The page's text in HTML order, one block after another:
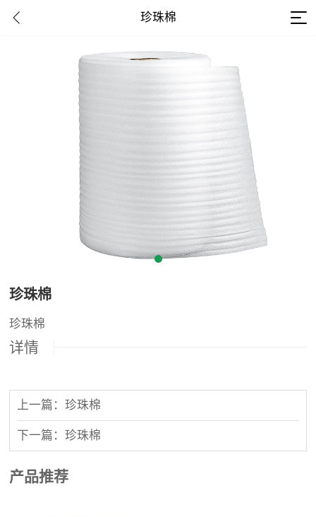
珍珠棉
珍珠棉
珍珠棉
详情
上一篇：珍珠棉
下一篇：珍珠棉
产品推荐